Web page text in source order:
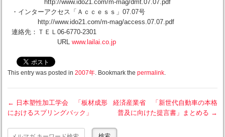
http://www.ido21.com/m-mag/dmt.07.07.pdf
・インターアクセス「Ａｃｃｅｓｓ」07.07号
http://www.ido21.com/m-mag/access.07.07.pdf
連絡先：ＴＥＬ06-6770-2301
URL www.lailai.co.jp
This entry was posted in 2007年. Bookmark the permalink.
Post navigation
← 日本塑性加工学会 「板材成形
におけるスプリングバック」
経済産業省 「新世代自動車の本格
普及に向けた提言書」まとめる →
Search